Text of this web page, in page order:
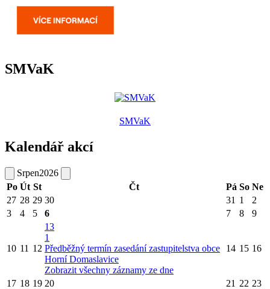
SMVaK
SMVaK
Kalendář akcí
Srpen2026
Po Út St Čt Pá So Ne
27 28 29 30 31 1
2
3
4 5 6 7 8 9
10 11 12
13
1
Předběžný termín zasedání zastupitelstva obce
Horní Domaslavice
Zobrazit všechny záznamy ze dne
14 15 16
17 18 19 20 21 22 23